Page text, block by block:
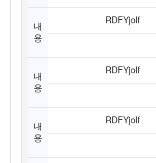
내
용
RDFYjolf
내
용
RDFYjolf
내
용
RDFYjolf